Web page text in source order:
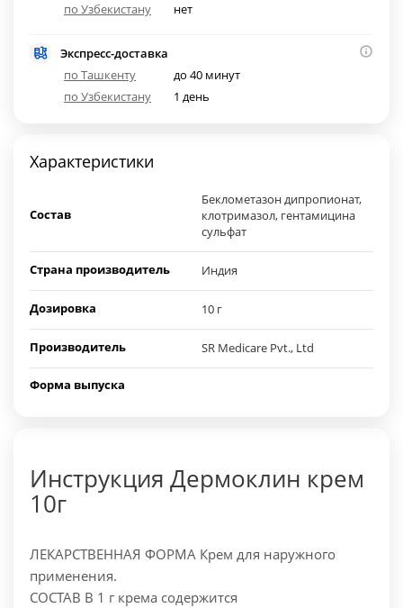
по Узбекистану
нет
Экспресс-доставка
по Ташкенту
до 40 минут
по Узбекистану
1 день
Характеристики
Состав
Беклометазон дипропионат,
клотримазол, гентамицина
сульфат
Страна производитель Индия
Дозировка 10 г
Производитель SR Medicare Pvt., Ltd
Форма выпуска
Инструкция Дермоклин крем
10г
ЛЕКАРСТВЕННАЯ ФОРМА Крем для наружного
применения.
СОСТАВ В 1 г крема содержится